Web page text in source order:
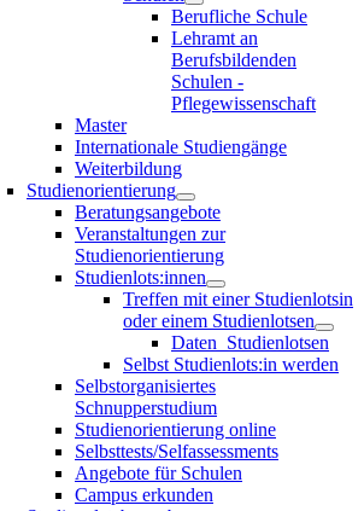
Berufliche Schule
Lehramt an
Berufsbildenden
Schulen -
Pflegewissenschaft
Master
Internationale Studiengänge
Weiterbildung
Studienorientierung
Beratungsangebote
Veranstaltungen zur
Studienorientierung
Studienlots:innen
Treffen mit einer Studienlotsin
oder einem Studienlotsen
Daten_Studienlotsen
Selbst Studienlots:in werden
Selbstorganisiertes
Schnupperstudium
Studienorientierung online
Selbsttests/Selfassessments
Angebote für Schulen
Campus erkunden